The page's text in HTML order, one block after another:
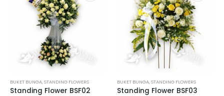
BUKET BUNGA,STANDING FLOWERS
Standing Flower BSF02
BUKET BUNGA,STANDING FLOWERS
Standing Flower BSF03